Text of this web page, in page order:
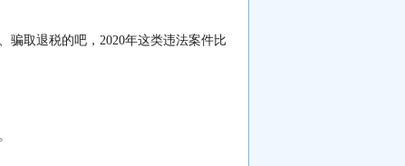
骗取退税的吧，2020年这类违法案件比